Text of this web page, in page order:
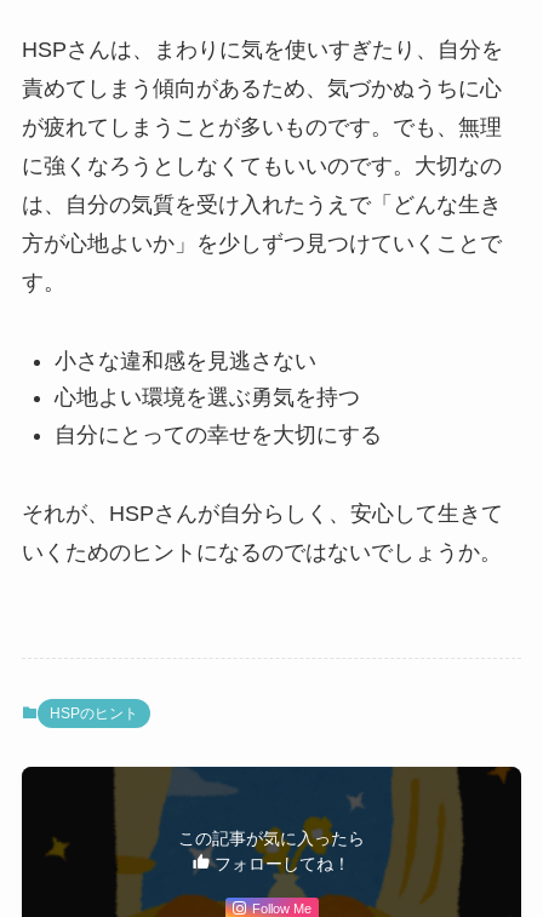
HSPさんは、まわりに気を使いすぎたり、自分を
責めてしまう傾向があるため、気づかぬうちに心
が疲れてしまうことが多いものです。でも、無理
に強くなろうとしなくてもいいのです。大切なの
は、自分の気質を受け入れたうえで「どんな生き
方が心地よいか」を少しずつ見つけていくことで
す。
小さな違和感を見逃さない
心地よい環境を選ぶ勇気を持つ
自分にとっての幸せを大切にする
それが、HSPさんが自分らしく、安心して生きて
いくためのヒントになるのではないでしょうか。
HSPのヒント
この記事が気に入ったら
フォローしてね！
Follow Me